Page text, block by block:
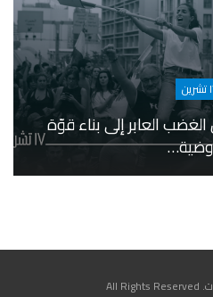
: من الغضب العابر إلى بناء قوّة